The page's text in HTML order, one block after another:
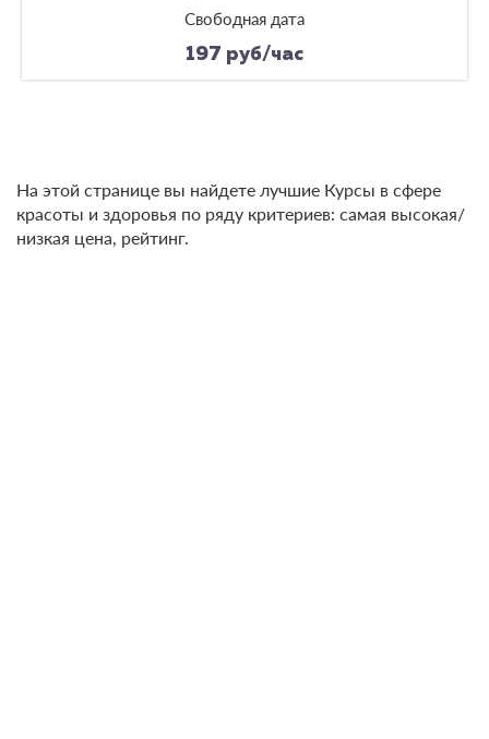
Свободная дата
197 руб/час
На этой странице вы найдете лучшие Курсы в сфере
красоты и здоровья по ряду критериев: самая высокая/
низкая цена, рейтинг.